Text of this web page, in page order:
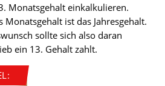
Monatsgehalt einkalkulieren.
Monatsgehalt ist das Jahresgehalt.
sollte sich also daran
ein 13. Gehalt zahlt.